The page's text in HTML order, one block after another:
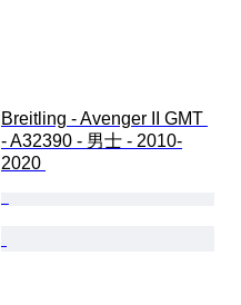
Breitling - Avenger II GMT
- A32390 - 男士 - 2010-
2020